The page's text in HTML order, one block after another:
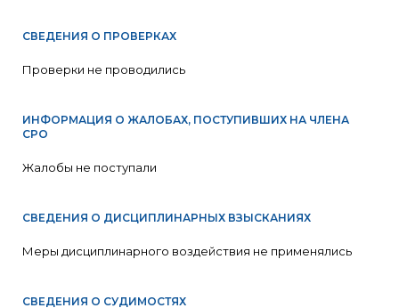
СВЕДЕНИЯ О ПРОВЕРКАХ
Проверки не проводились
ИНФОРМАЦИЯ О ЖАЛОБАХ, ПОСТУПИВШИХ НА ЧЛЕНА
СРО
Жалобы не поступали
СВЕДЕНИЯ О ДИСЦИПЛИНАРНЫХ ВЗЫСКАНИЯХ
Меры дисциплинарного воздействия не применялись
СВЕДЕНИЯ О СУДИМОСТЯХ